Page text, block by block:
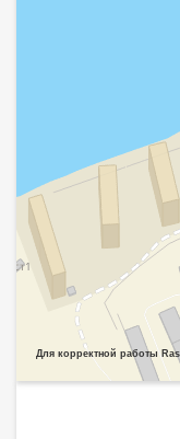
Для корректной работы